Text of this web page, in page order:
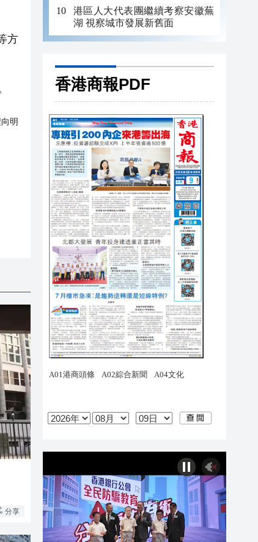
方
明
分享
港區人大代表團繼續考察安徽蕪
湖 視察城市發展新舊面
香港商報PDF